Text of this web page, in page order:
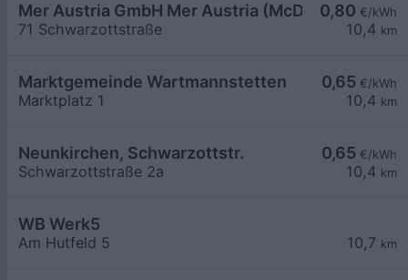
0,80 €/kWh
10,4 km
Mer Austria GmbH Mer Austria (McD) -
71 Schwarzottstraße
0,65 €/kWh
10,4 km
Marktgemeinde Wartmannstetten
Marktplatz 1
0,65 €/kWh
10,4 km
Neunkirchen, Schwarzottstr.
Schwarzottstraße 2a
10,7 km
WB Werk5
Am Hutfeld 5